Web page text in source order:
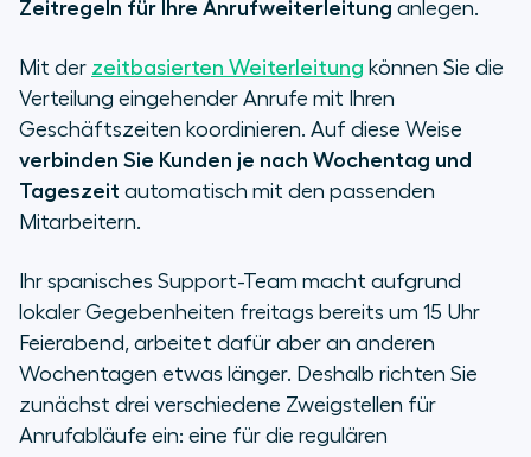
Zeitregeln für Ihre Anrufweiterleitung anlegen.
Mit der zeitbasierten Weiterleitung können Sie die
Verteilung eingehender Anrufe mit Ihren
Geschäftszeiten koordinieren. Auf diese Weise
verbinden Sie Kunden je nach Wochentag und
Tageszeit automatisch mit den passenden
Mitarbeitern.
Ihr spanisches Support-Team macht aufgrund
lokaler Gegebenheiten freitags bereits um 15 Uhr
Feierabend, arbeitet dafür aber an anderen
Wochentagen etwas länger. Deshalb richten Sie
zunächst drei verschiedene Zweigstellen für
Anrufabläufe ein: eine für die regulären